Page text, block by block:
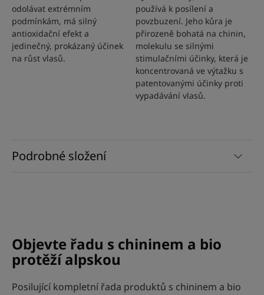
Podrobné složení
odolávat extrémním
podmínkám, má silný
antioxidační efekt a
jedinečný, prokázaný účinek
na růst vlasů.
používá k posílení a
povzbuzení. Jeho kůra je
přirozeně bohatá na chinin,
molekulu se silnými
stimulačními účinky, která je
koncentrovaná ve výtažku s
patentovanými účinky proti
vypadávání vlasů.
Objevte řadu s chininem a bio
protěží alpskou
Posilující kompletní řada produktů s chininem a bio